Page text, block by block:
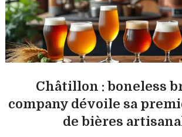
Châtillon : boneless
company dévoile sa
de bières